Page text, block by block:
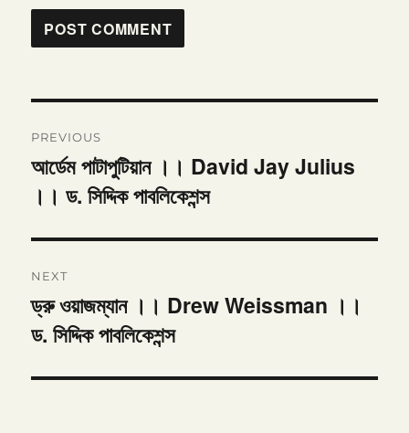
navigation
PREVIOUS
Previous
post:
আর্ডেম পাটাপুটিয়ান ।। David Jay Julius
।। ড. সিদ্দিক পাবলিকেশন্স
NEXT
Next
post:
ড্রু ওয়াজম্যান ।। Drew Weissman ।।
ড. সিদ্দিক পাবলিকেশন্স